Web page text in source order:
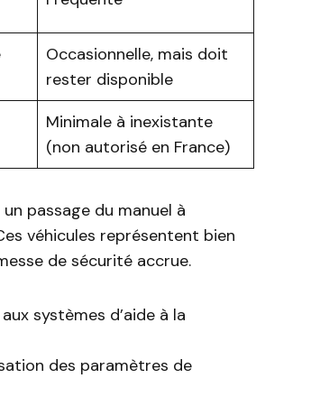
Occasionnelle, mais doit
rester disponible
Minimale à inexistante
(non autorisé en France)
passage du manuel à
véhicules représentent bien
de sécurité accrue.
systèmes d’aide à la
des paramètres de